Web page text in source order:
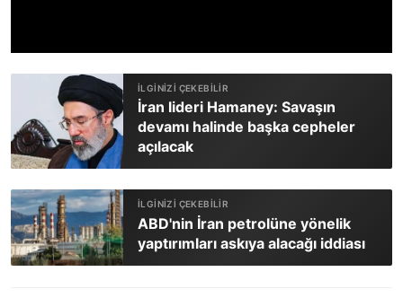
İran lideri Hamaney: Savaşın
devamı halinde başka cepheler
açılacak
ABD'nin İran petrolüne yönelik
yaptırımları askıya alacağı iddiası